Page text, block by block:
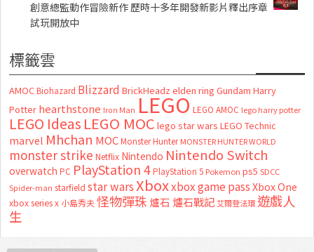
創意總監動作冒險新作 歷時十多年開發新影片釋出序章
試玩開放中
標籤雲
AMOC Biohazard Blizzard BrickHeadz elden ring Gundam Harry
Potter hearthstone Iron Man LEGO LEGO AMOC lego harry potter
LEGO Ideas LEGO MOC lego star wars LEGO Technic
marvel Mhchan MOC Monster Hunter MONSTER HUNTER WORLD
monster strike Netflix Nintendo Nintendo Switch
overwatch PC PlayStation 4 PlayStation 5 Pokemon ps5 SDCC
Spider-man starfield star warsXboxxbox game passXbox One
xbox series x 小島秀夫怪物彈珠 爐石 爐石戰記艾爾登法環 遊戲人
生